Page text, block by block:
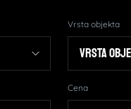
Vrsta objekta
Cena